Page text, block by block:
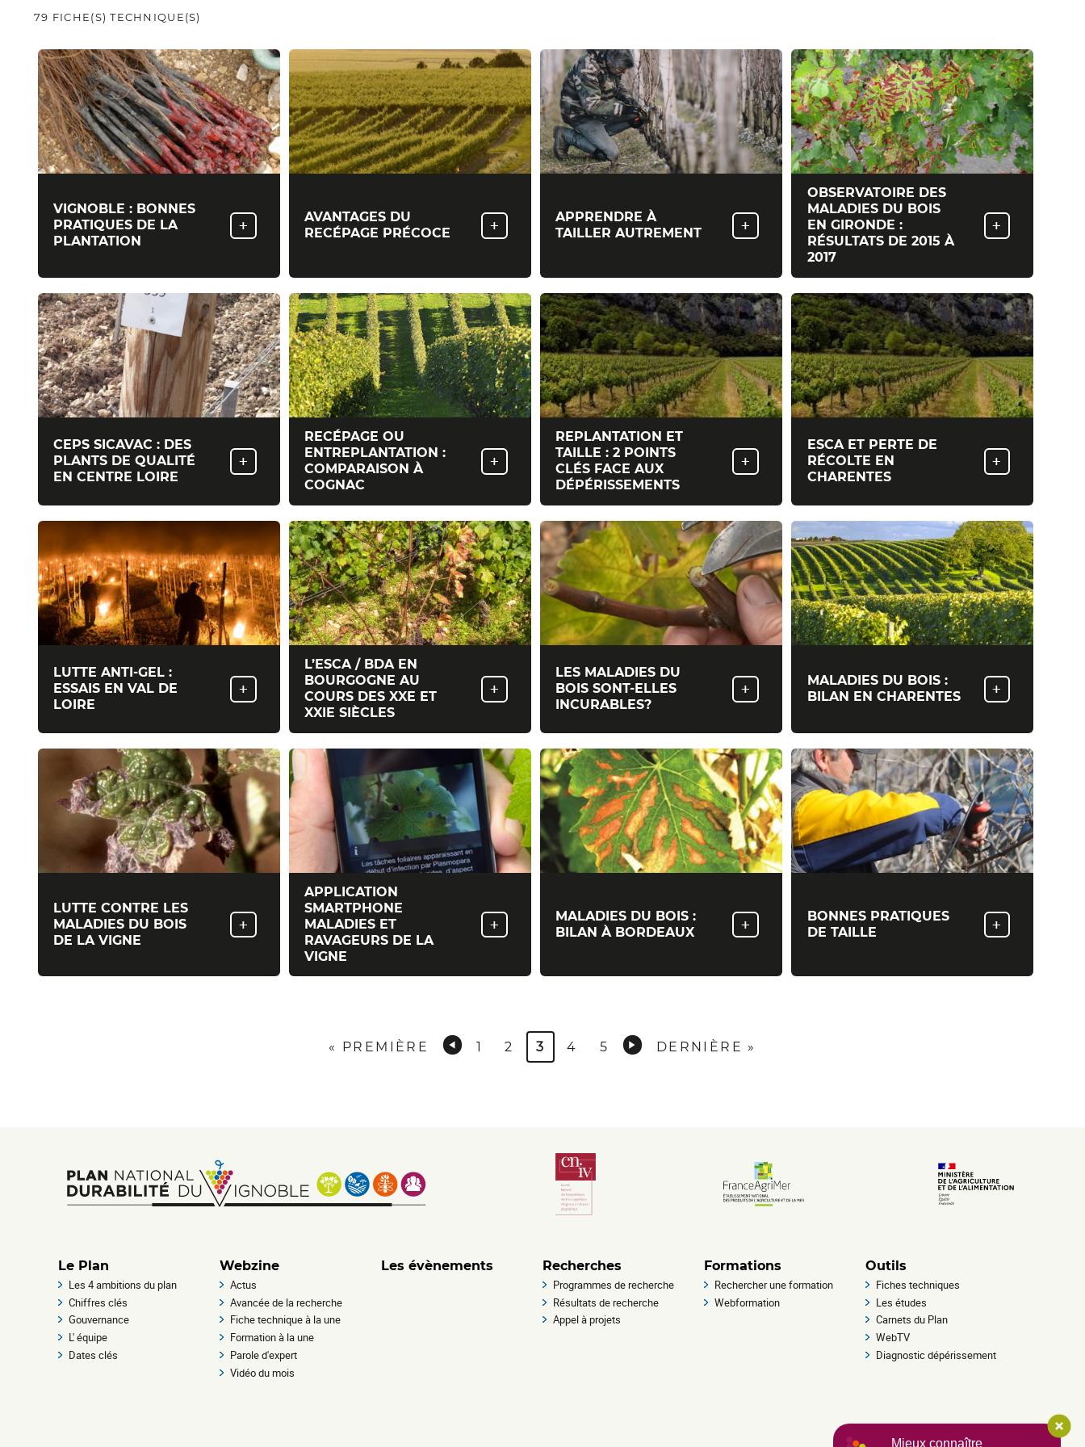
79 FICHE(S) TECHNIQUE(S)
VIGNOBLE : BONNES
PRATIQUES DE LA
PLANTATION
+
AVANTAGES DU
RECÉPAGE PRÉCOCE
+
APPRENDRE À
TAILLER AUTREMENT
+
OBSERVATOIRE DES
MALADIES DU BOIS
EN GIRONDE :
RÉSULTATS DE 2015 À
2017
+
CEPS SICAVAC : DES
PLANTS DE QUALITÉ
EN CENTRE LOIRE
+
RECÉPAGE OU
ENTREPLANTATION :
COMPARAISON À
COGNAC
+
REPLANTATION ET
TAILLE : 2 POINTS
CLÉS FACE AUX
DÉPÉRISSEMENTS
+
ESCA ET PERTE DE
RÉCOLTE EN
CHARENTES
+
LUTTE ANTI-GEL :
ESSAIS EN VAL DE
LOIRE
+
L’ESCA / BDA EN
BOURGOGNE AU
COURS DES XXE ET
XXIE SIÈCLES
+
LES MALADIES DU
BOIS SONT-ELLES
INCURABLES?
+
MALADIES DU BOIS :
BILAN EN CHARENTES
+
LUTTE CONTRE LES
MALADIES DU BOIS
DE LA VIGNE
+
APPLICATION
SMARTPHONE
MALADIES ET
RAVAGEURS DE LA
VIGNE
+
MALADIES DU BOIS :
BILAN À BORDEAUX
+
BONNES PRATIQUES
DE TAILLE
+
PREMIÈRE
« PREMIÈRE PAGE
1 PAGE
2
PAGE
ACTUELLE
3 PAGE
4 PAGE
5
DERNIÈRE
DERNIÈRE »
Footer
menu
Le Plan
Les 4 ambitions du plan
Chiffres clés
Gouvernance
L' équipe
Dates clés
Webzine
Actus
Avancée de la recherche
Fiche technique à la une
Formation à la une
Parole d'expert
Vidéo du mois
Les évènements Recherches
Programmes de recherche
Résultats de recherche
Appel à projets
Formations
Rechercher une formation
Webformation
Outils
Fiches techniques
Les études
Carnets du Plan
WebTV
Diagnostic dépérissement
Mieux connaître